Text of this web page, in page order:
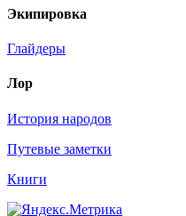
Экипировка
Глайдеры
Лор
История народов
Путевые заметки
Книги